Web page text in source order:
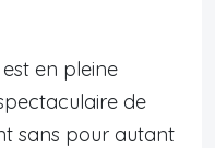
est en pleine
de
sans pour autant